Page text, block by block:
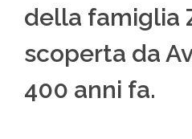
della famiglia
scoperta da
400 anni fa.